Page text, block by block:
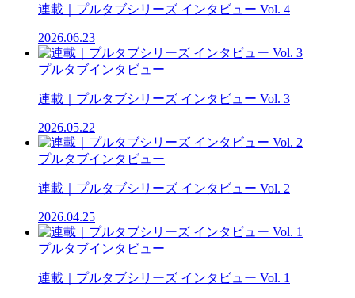
連載｜プルタブシリーズ インタビュー Vol. 4
2026.06.23
プルタブインタビュー
連載｜プルタブシリーズ インタビュー Vol. 3
2026.05.22
プルタブインタビュー
連載｜プルタブシリーズ インタビュー Vol. 2
2026.04.25
プルタブインタビュー
連載｜プルタブシリーズ インタビュー Vol. 1